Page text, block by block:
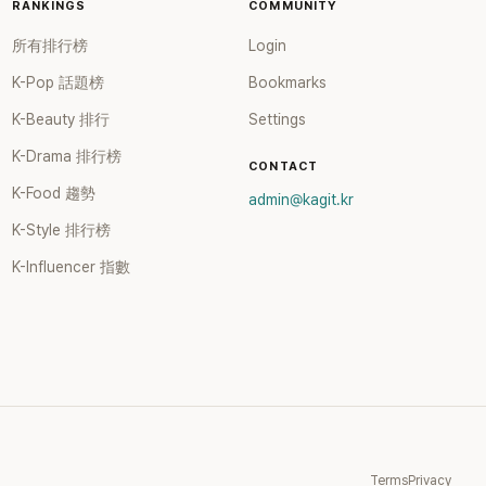
RANKINGS
所有排行榜
K-Pop 話題榜
K-Beauty 排行
K-Drama 排行榜
K-Food 趨勢
K-Style 排行榜
K-Influencer 指數
COMMUNITY
Login
Bookmarks
Settings
CONTACT
admin@kagit.kr
TermsPrivacy